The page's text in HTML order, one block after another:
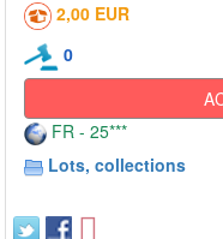
2,00 EUR
0
FR - 25***
Lots, collections